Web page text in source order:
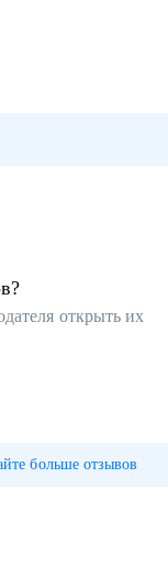
открыть их
больше отзывов